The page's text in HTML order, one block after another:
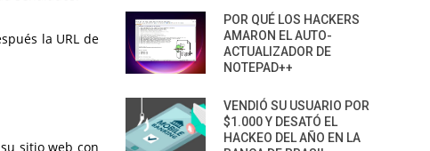
la URL de
sitio web con
POR QUÉ LOS HACKERS
AMARON EL AUTO-
ACTUALIZADOR DE
NOTEPAD++
VENDIÓ SU USUARIO POR
$1.000 Y DESATÓ EL
HACKEO DEL AÑO EN LA